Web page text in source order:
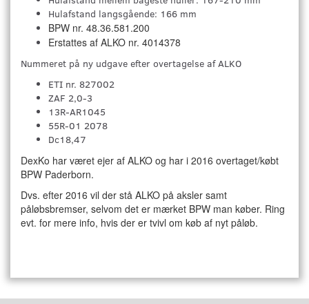
Hulafstand langsgående: 166 mm
BPW nr. 48.36.581.200
Erstattes af ALKO nr. 4014378
Nummeret på ny udgave efter overtagelse af ALKO
ETI nr. 827002
ZAF 2,0-3
13R-AR1045
55R-01 2078
Dc18,47
DexKo har været ejer af ALKO og har i 2016 overtaget/købt
BPW Paderborn.
Dvs. efter 2016 vil der stå ALKO på aksler samt
påløbsbremser, selvom det er mærket BPW man køber. Ring
evt. for mere info, hvis der er tvivl om køb af nyt påløb.